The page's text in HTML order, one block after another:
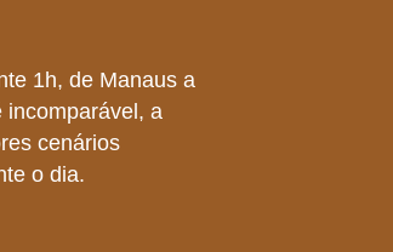
1h, de Manaus a
incomparável, a
cenários
o dia.